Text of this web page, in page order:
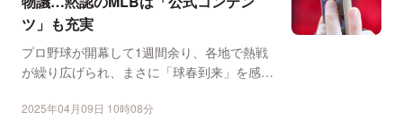
ツ」も充実
プロ野球が開幕して1週間余り、各地で熱戦
が繰り広げられ、まさに「球春到来」を感じ
2025年04月09日 10時08分